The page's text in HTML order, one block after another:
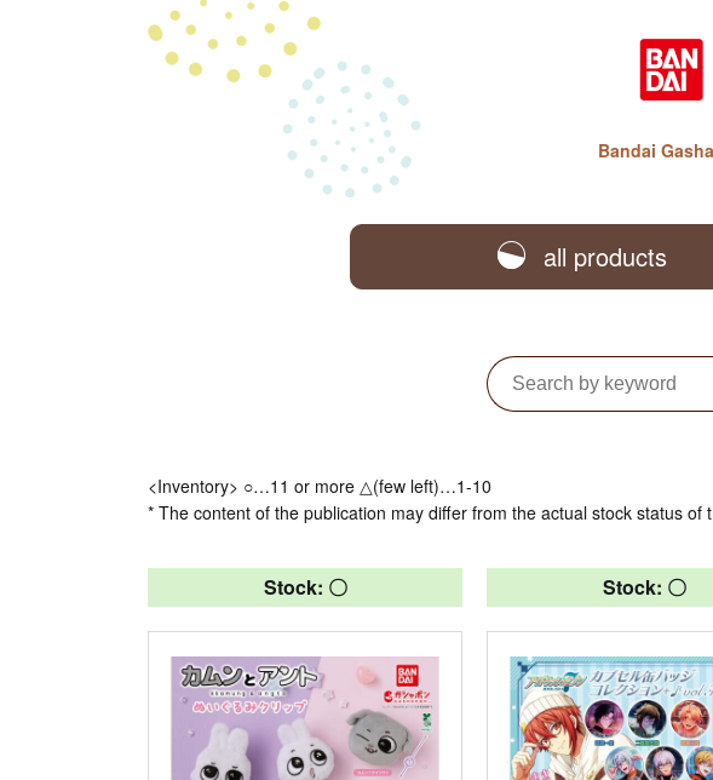
Bandai
all products
<Inventory> ○…11 or more △(few left)…1-10
* The content of the publication may differ from the actual stock status of
Stock: 〇 Stock: 〇